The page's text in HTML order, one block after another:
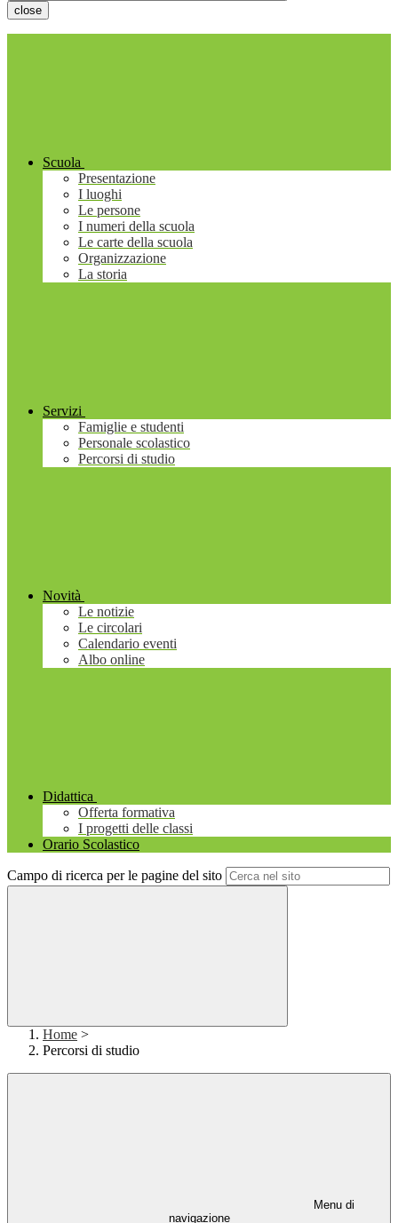
close
Scuola
Presentazione
I luoghi
Le persone
I numeri della scuola
Le carte della scuola
Organizzazione
La storia
Servizi
Famiglie e studenti
Personale scolastico
Percorsi di studio
Novità
Le notizie
Le circolari
Calendario eventi
Albo online
Didattica
Offerta formativa
I progetti delle classi
Orario Scolastico
Campo di ricerca per le pagine del sito
Home >
Percorsi di studio
Menu di
navigazione